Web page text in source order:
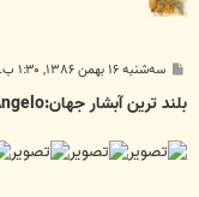
ت
سه‌شنبه ۱۶ بهمن ۱۳۸۶, ۱:۳۰ ب.ظ
بلند ترین آبشار جهان:Salto Angelo